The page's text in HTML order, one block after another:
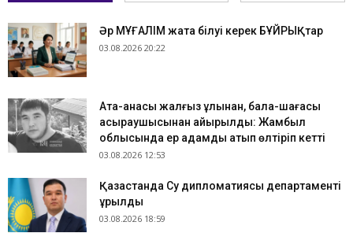
Әр МҰҒАЛІМ жатқа білуі керек БҰЙРЫҚтар
03.08.2026 20:22
Ата-анасы жалғыз ұлынан, бала-шағасы
асыраушысынан айырылды: Жамбыл
облысында ер адамды атып өлтіріп кетті
03.08.2026 12:53
Қазақстанда Су дипломатиясы департаменті
құрылды
03.08.2026 18:59